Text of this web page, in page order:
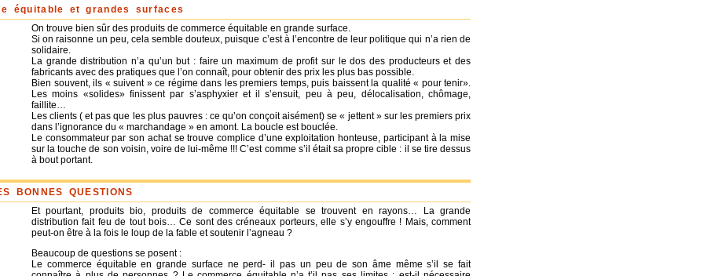
équitable et grandes surfaces
On trouve bien sûr des produits de commerce équitable en grande surface.
Si on raisonne un peu, cela semble douteux, puisque c’est à l’encontre de leur politique qui n’a rien de
solidaire.
La grande distribution n’a qu’un but : faire un maximum de profit sur le dos des producteurs et des
fabricants avec des pratiques que l’on connaît, pour obtenir des prix les plus bas possible.
Bien souvent, ils « suivent » ce régime dans les premiers temps, puis baissent la qualité « pour tenir».
Les moins «solides» finissent par s’asphyxier et il s’ensuit, peu à peu, délocalisation, chômage,
faillite…
Les clients ( et pas que les plus pauvres : ce qu’on conçoit aisément) se « jettent » sur les premiers prix
dans l’ignorance du « marchandage » en amont. La boucle est bouclée.
Le consommateur par son achat se trouve complice d’une exploitation honteuse, participant à la mise
sur la touche de son voisin, voire de lui-même !!! C’est comme s’il était sa propre cible : il se tire dessus
à bout portant.
BONNES QUESTIONS
Et pourtant, produits bio, produits de commerce équitable se trouvent en rayons… La grande
distribution fait feu de tout bois… Ce sont des créneaux porteurs, elle s’y engouffre ! Mais, comment
peut-on être à la fois le loup de la fable et soutenir l’agneau ?
Beaucoup de questions se posent :
Le commerce équitable en grande surface ne perd- il pas un peu de son âme même s’il se fait